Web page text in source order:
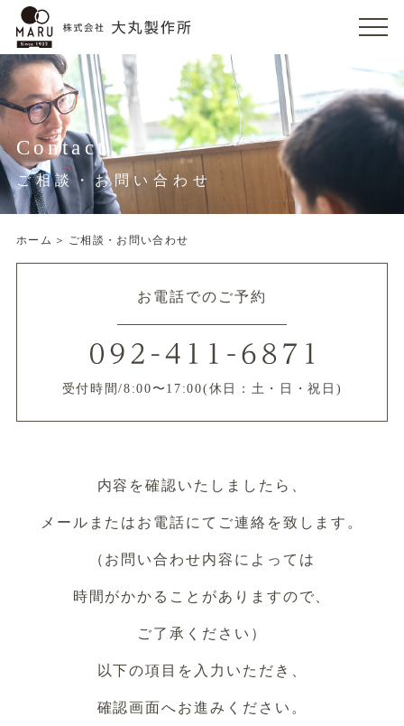
ホーム
大丸製作所のこだわり
製作事例
オーダー家具シミュレーション
お知らせ・イベント情報
ご相談・お問い合わせ
オンラインストア
TEL:092-411-6871
Contact
ご相談・お問い合わせ
ホーム ご相談・お問い合わせ
お電話でのご予約
受付時間/8:00〜17:00(休日：土・日・祝日)
内容を確認いたしましたら、
メールまたはお電話にてご連絡を致します。
（お問い合わせ内容によっては
時間がかかることがありますので、
ご了承ください）
以下の項目を入力いただき、
確認画面へお進みください。